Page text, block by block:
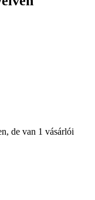
de van 1 vásárlói